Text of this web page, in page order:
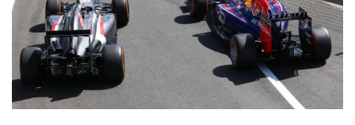
Race
za 13:00 - 15:00
GP VERENIGDE STATEN 2026 23 - 25 okt